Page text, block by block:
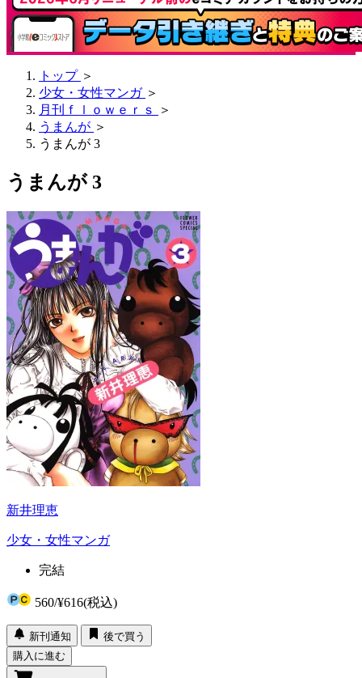
トップ ＞
少女・女性マンガ ＞
月刊ｆｌｏｗｅｒｓ
＞
うまんが ＞
うまんが 3
うまんが 3
新井理恵
少女・女性マンガ
完結
560/¥616(税込)
新刊通知
後で買う
購入に進む